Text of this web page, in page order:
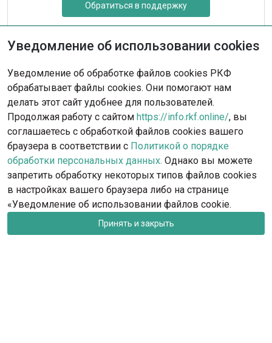
Обратиться в поддержку
Уведомление об использовании cookies
Уведомление об обработке файлов cookies РКФ
обрабатывает файлы cookies. Они помогают нам
делать этот сайт удобнее для пользователей.
Продолжая работу с сайтом https://info.rkf.online/, вы
соглашаетесь с обработкой файлов cookies вашего
браузера в соответствии с Политикой о порядке
обработки персональных данных. Однако вы можете
запретить обработку некоторых типов файлов cookies
в настройках вашего браузера либо на странице
«Уведомление об использовании файлов cookie.
Принять и закрыть